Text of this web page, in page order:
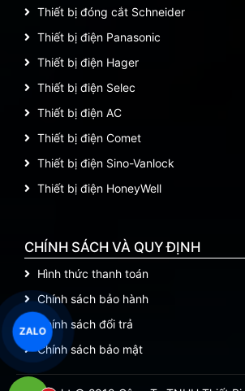
Thiết bị đóng cắt Schneider
Thiết bị điện Panasonic
Thiết bị điện Hager
Thiết bị điện Selec
Thiết bị điện AC
Thiết bị điện Comet
Thiết bị điện Sino-Vanlock
Thiết bị điện HoneyWell
CHÍNH SÁCH VÀ QUY ĐỊNH
Hình thức thanh toán
Chính sách bảo hành
Chính sách đổi trả
Chính sách bảo mật
ZALO